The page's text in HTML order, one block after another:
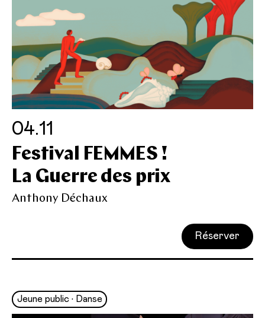
04.11
Festival FEMMES !
La Guerre des prix
Anthony Déchaux
Réserver
Jeune public • Danse